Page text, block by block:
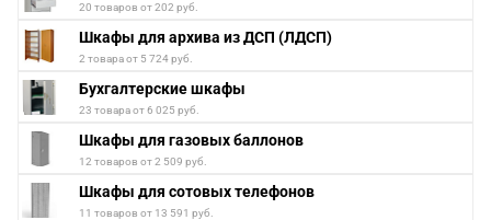
20 товаров от 202 руб.
Шкафы для архива из ДСП (ЛДСП)
2 товара от 5 724 руб.
Бухгалтерские шкафы
23 товара от 6 025 руб.
Шкафы для газовых баллонов
12 товаров от 2 509 руб.
Шкафы для сотовых телефонов
11 товаров от 13 591 руб.